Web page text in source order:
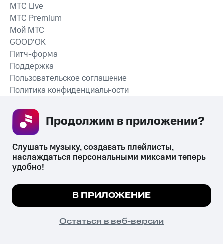
СКАЧАТЬ ПРИЛОЖЕНИЕ
MTС Live
MTС Premium
Мой МТС
GOOD’OK
Питч-форма
Поддержка
Пользовательское соглашение
Политика конфиденциальности
психотропных веществ, их аналогов причиняет вред здоровью,
их незаконный оборот запрещён и влечёт установленную
законодательством ответственность.
© 2026 ООО «КИОН».
Все права защищены
Мы используем куки, чтобы на сайте все
Подробнее
ПОНЯТНО
Слушать музыку, создавать плейлисты,
наслаждаться персональными миксами теперь
удобно!
В ПРИЛОЖЕНИЕ
Остаться в веб-версии